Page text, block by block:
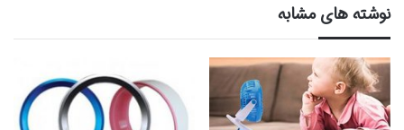
نوشته های مشابه